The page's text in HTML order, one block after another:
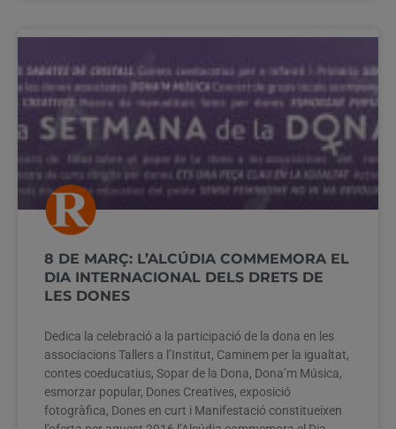
8 DE MARÇ: L’ALCÚDIA COMMEMORA EL
DIA INTERNACIONAL DELS DRETS DE
LES DONES
Dedica la celebració a la participació de la dona en les
associacions Tallers a l’Institut, Caminem per la igualtat,
contes coeducatius, Sopar de la Dona, Dona’m Música,
esmorzar popular, Dones Creatives, exposició
fotogràfica, Dones en curt i Manifestació constitueixen